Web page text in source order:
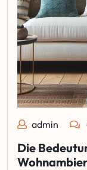
admin
Die